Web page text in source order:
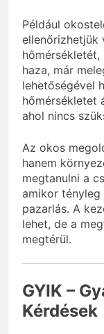
Például
ellenőrizhetjük
haza, már
lehetőségével
hőmérsékletet
ahol nincs
Az okos
hanem
megtanulni a
amikor tényleg
pazarlás. A
lehet, de a
megtérül.
GYIK –
Kérdések